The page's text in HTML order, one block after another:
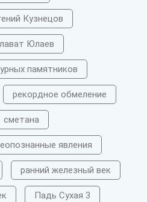
Кузнецов
Юлаев
памятников
рекордное обмеление
сметана
явления
ранний железный век
Падь Сухая 3